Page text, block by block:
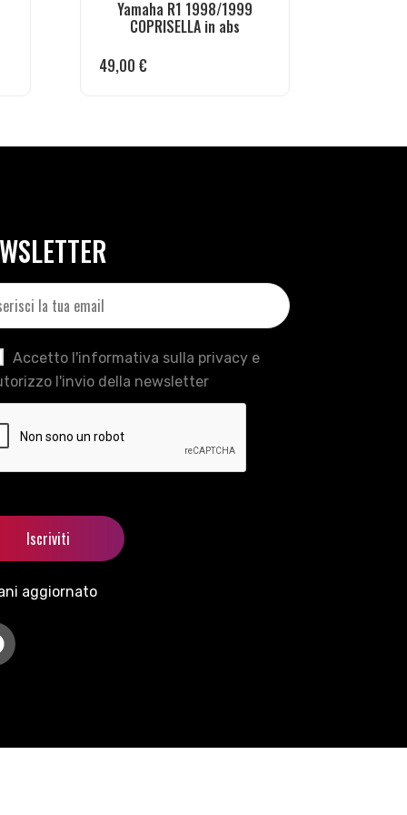
Yamaha R1 1998/1999
COPRISELLA in abs
49,00 €
Accetto l'informativa sulla privacy e
l'invio della newsletter
aggiornato